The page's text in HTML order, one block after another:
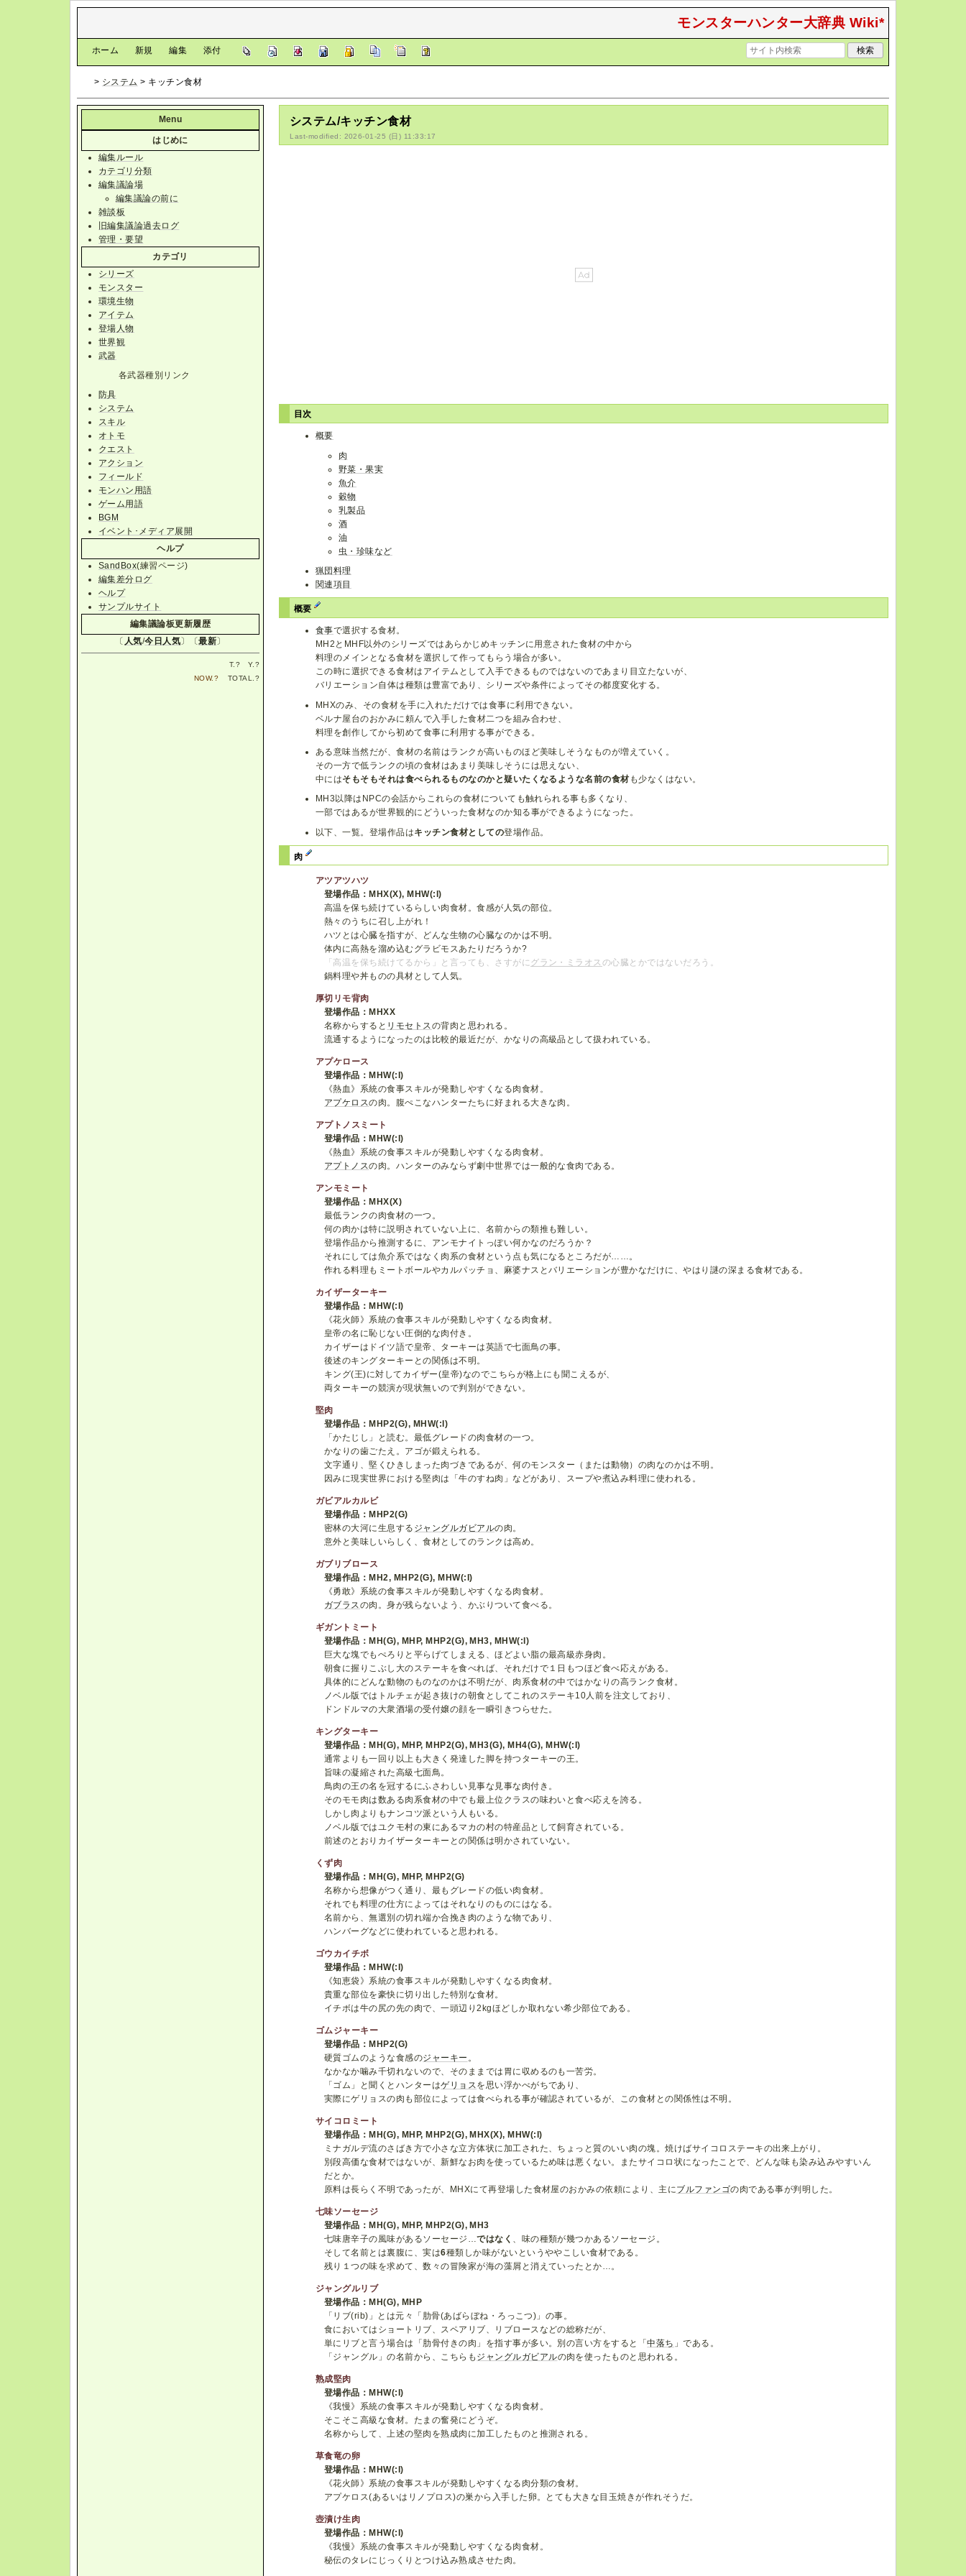
モンスターハンター大辞典 Wiki*
ホーム 新規 編集 添付
> システム > キッチン食材
システム/キッチン食材
Last-modified: 2026-01-25 (日) 11:33:17
目次
概要
肉
野菜・果実
魚介
穀物
乳製品
酒
油
虫・珍味など
猟団料理
関連項目
概要
食事で選択する食材。
MH2とMHF以外のシリーズではあらかじめキッチンに用意された食材の中から
料理のメインとなる食材を選択して作ってもらう場合が多い。
この時に選択できる食材はアイテムとして入手できるものではないのであまり目立たないが、
バリエーション自体は種類は豊富であり、シリーズや条件によってその都度変化する。
MHXのみ、その食材を手に入れただけでは食事に利用できない。
ベルナ屋台のおかみに頼んで入手した食材二つを組み合わせ、
料理を創作してから初めて食事に利用する事ができる。
ある意味当然だが、食材の名前はランクが高いものほど美味しそうなものが増えていく。
その一方で低ランクの頃の食材はあまり美味しそうには思えない、
中にはそもそもそれは食べられるものなのかと疑いたくなるような名前の食材も少なくはない。
MH3以降はNPCの会話からこれらの食材についても触れられる事も多くなり、
一部ではあるが世界観的にどういった食材なのか知る事ができるようになった。
以下、一覧。登場作品はキッチン食材としての登場作品。
肉
アツアツハツ
登場作品：MHX(X), MHW(:I)
高温を保ち続けているらしい肉食材。食感が人気の部位。
熱々のうちに召し上がれ！
ハツとは心臓を指すが、どんな生物の心臓なのかは不明。
体内に高熱を溜め込むグラビモスあたりだろうか?
「高温を保ち続けてるから」と言っても、さすがに グラン・ミラオス の心臓とかではないだろう。
鍋料理や丼ものの具材として人気。
厚切リモ背肉
登場作品：MHXX
名称からすると リモセトスの背肉と思われる。
流通するようになったのは比較的最近だが、かなりの高級品として扱われている。
アプケロース
登場作品：MHW(:I)
《熱血》系統の食事スキルが発動しやすくなる肉食材。
アプケロスの肉。腹ぺこなハンターたちに好まれる大きな肉。
アプトノスミート
登場作品：MHW(:I)
《熱血》系統の食事スキルが発動しやすくなる肉食材。
アプトノスの肉。ハンターのみならず劇中世界では一般的な食肉である。
アンモミート
登場作品：MHX(X)
最低ランクの肉食材の一つ。
何の肉かは特に説明されていない上に、名前からの類推も難しい。
登場作品から推測するに、アンモナイトっぽい何かなのだろうか？
それにしては魚介系ではなく肉系の食材という点も気になるところだが……。
作れる料理もミートボールやカルパッチョ、麻婆ナスとバリエーションが豊かなだけに、やはり謎の深まる食材である。
カイザーターキー
登場作品：MHW(:I)
《花火師》系統の食事スキルが発動しやすくなる肉食材。
皇帝の名に恥じない圧倒的な肉付き。
カイザーはドイツ語で皇帝、ターキーは英語で七面鳥の事。
後述のキングターキーとの関係は不明。
キング(王)に対してカイザー(皇帝)なのでこちらが格上にも聞こえるが、
両ターキーの競演が現状無いので判別ができない。
堅肉
登場作品：MHP2(G), MHW(:I)
「かたじし」と読む。最低グレードの肉食材の一つ。
かなりの歯ごたえ。アゴが鍛えられる。
文字通り、堅くひきしまった肉づきであるが、何のモンスター（または動物）の肉なのかは不明。
因みに現実世界における堅肉は「牛のすね肉」などがあり、スープや煮込み料理に使われる。
ガビアルカルビ
登場作品：MHP2(G)
密林の大河に生息する ジャングルガビアルの肉。
意外と美味しいらしく、食材としてのランクは高め。
ガブリブロース
登場作品：MH2, MHP2(G), MHW(:I)
《勇敢》系統の食事スキルが発動しやすくなる肉食材。
ガブラスの肉。身が残らないよう、かぶりついて食べる。
ギガントミート
登場作品：MH(G), MHP, MHP2(G), MH3, MHW(:I)
巨大な塊でもぺろりと平らげてしまえる、ほどよい脂の最高級赤身肉。
朝食に握りこぶし大のステーキを食べれば、それだけで１日もつほど食べ応えがある。
具体的にどんな動物のものなのかは不明だが、肉系食材の中ではかなりの高ランク食材。
ノベル版ではトルチェが起き抜けの朝食としてこれのステーキ10人前を注文しており、
ドンドルマの大衆酒場の受付嬢の顔を一瞬引きつらせた。
キングターキー
登場作品：MH(G), MHP, MHP2(G), MH3(G), MH4(G), MHW(:I)
通常よりも一回り以上も大きく発達した脚を持つターキーの王。
旨味の凝縮された高級七面鳥。
鳥肉の王の名を冠するにふさわしい見事な見事な肉付き。
そのモモ肉は数ある肉系食材の中でも最上位クラスの味わいと食べ応えを誇る。
しかし肉よりもナンコツ派という人もいる。
ノベル版ではユクモ村の東にあるマカの村の特産品として飼育されている。
前述のとおりカイザーターキーとの関係は明かされていない。
くず肉
登場作品：MH(G), MHP, MHP2(G)
名称から想像がつく通り、最もグレードの低い肉食材。
それでも料理の仕方によってはそれなりのものにはなる。
名前から、無選別の切れ端か合挽き肉のような物であり、
ハンバーグなどに使われていると思われる。
ゴウカイチボ
登場作品：MHW(:I)
《知恵袋》系統の食事スキルが発動しやすくなる肉食材。
貴重な部位を豪快に切り出した特別な食材。
イチボは牛の尻の先の肉で、一頭辺り2kgほどしか取れない希少部位である。
ゴムジャーキー
登場作品：MHP2(G)
硬質ゴムのような食感のジャーキー 。
なかなか噛み千切れないので、そのままでは胃に収めるのも一苦労。
「ゴム」と聞くとハンターはゲリョスを思い浮かべがちであり、
実際にゲリョスの肉も部位によっては食べられる事が確認されているが、この食材との関係性は不明。
サイコロミート
登場作品：MH(G), MHP, MHP2(G), MHX(X), MHW(:I)
ミナガルデ流のさばき方で小さな立方体状に加工された、ちょっと質のいい肉の塊。焼けばサイコロステーキの出来上がり。
別段高価な食材ではないが、新鮮なお肉を使っているため味は悪くない。またサイコロ状になったことで、どんな味も染み込みやすいん
だとか。
原料は長らく不明であったが、MHXにて再登場した食材屋のおかみの依頼により、主にブルファンゴの肉である事が判明した。
七味ソーセージ
登場作品：MH(G), MHP, MHP2(G), MH3
七味唐辛子の風味があるソーセージ…ではなく 、味の種類が幾つかあるソーセージ。
そして名前とは裏腹に、実は6種類しか味がないというややこしい食材である。
残り１つの味を求めて、数々の冒険家が海の藻屑と消えていったとか…。
ジャングルリブ
登場作品：MH(G), MHP
「リブ(rib)」とは元々「肋骨(あばらぼね・ろっこつ)」の事。
食においてはショートリブ、スペアリブ、リブロースなどの総称だが、
単にリブと言う場合は「肋骨付きの肉」を指す事が多い。別の言い方をすると「中落ち 」である。
「ジャングル」の名前から、こちらも ジャングルガビアルの肉を使ったものと思われる。
熟成堅肉
登場作品：MHW(:I)
《我慢》系統の食事スキルが発動しやすくなる肉食材。
そこそこ高級な食材。たまの奮発にどうぞ。
名称からして、上述の堅肉を熟成肉に加工したものと推測される。
草食竜の卵
登場作品：MHW(:I)
《花火師》系統の食事スキルが発動しやすくなる肉分類の食材。
アプケロス(あるいはリノプロス)の巣から入手した卵。とても大きな目玉焼きが作れそうだ。
壺漬け生肉
登場作品：MHW(:I)
《我慢》系統の食事スキルが発動しやすくなる肉食材。
秘伝のタレにじっくりとつけ込み熟成させた肉。
Menu
はじめに
編集ルール
カテゴリ分類
編集議論場
編集議論の前に
雑談板
旧編集議論過去ログ
管理・要望
カテゴリ
シリーズ
モンスター
環境生物
アイテム
登場人物
世界観
武器
各武器種別リンク
防具
システム
スキル
オトモ
クエスト
アクション
フィールド
モンハン用語
ゲーム用語
BGM
イベント･メディア展開
ヘルプ
SandBox(練習ページ)
編集差分ログ
ヘルプ
サンプルサイト
編集議論板更新履歴
〔 人気/今日人気〕〔最新〕
T. ? Y. ?
NOW.? TOTAL. ?